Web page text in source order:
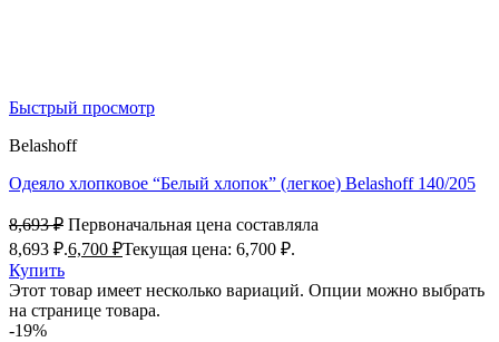
Быстрый просмотр
Belashoff
Одеяло хлопковое “Белый хлопок” (легкое) Belashoff 140/205
8,693₽ Первоначальная цена составляла
8,693 ₽.6,700 ₽Текущая цена: 6,700 ₽.
Купить
Этот товар имеет несколько вариаций. Опции можно выбрать
на странице товара.
-19%